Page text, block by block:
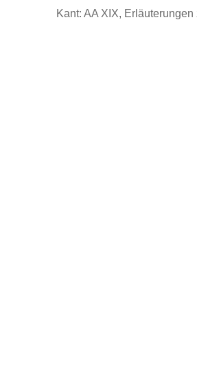
Kant: AA XIX,